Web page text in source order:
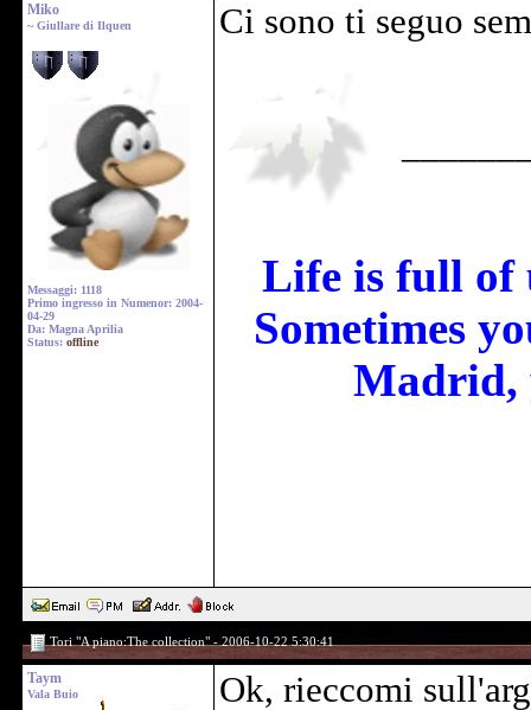
Miko
~ Giullare di Ilquen
Messaggi: 1118
Primo ingresso in Numenor: 2004-
04-29
Da: Magna Aprilia
Status: offline
Ci sono ti seguo
Life is full of
Sometimes
Madrid,
Tori "A piano:The collection" - 2006-10-22 5:30:41
Taym
Vala Buio
Ok, rieccomi